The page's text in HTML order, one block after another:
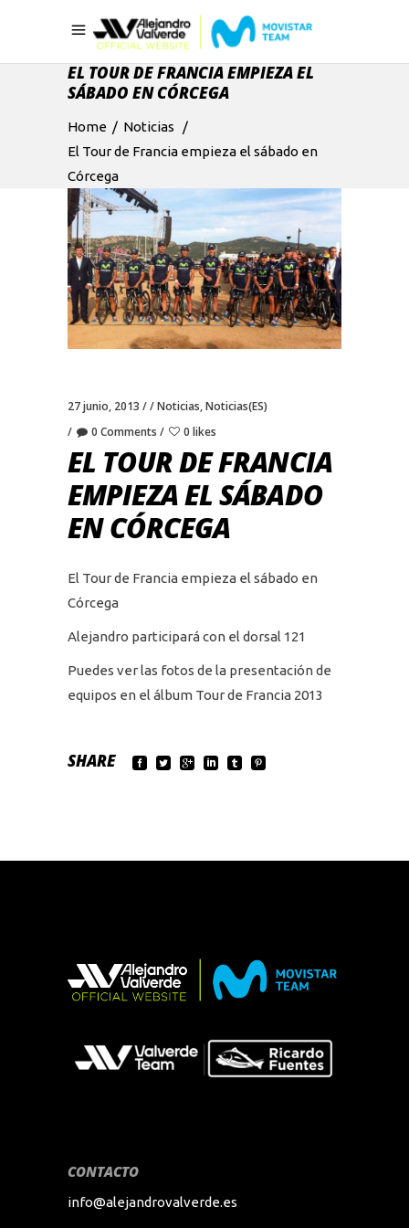
EL TOUR DE FRANCIA EMPIEZA EL
SÁBADO EN CÓRCEGA
Home / Noticias
/
El Tour de Francia empieza el sábado en
Córcega
27 junio, 2013 Noticias,Noticias(ES)
0 Comments
0 likes
EL TOUR DE FRANCIA
EMPIEZA EL SÁBADO
EN CÓRCEGA
El Tour de Francia empieza el sábado en
Córcega
Alejandro participará con el dorsal 121
Puedes ver las fotos de la presentación de
equipos en el álbum Tour de Francia 2013
SHARE
CONTACTO
info@alejandrovalverde.es